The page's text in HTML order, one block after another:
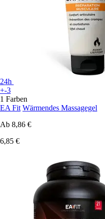
24h
+-3
1 Farben
EA Fit Wärmendes Massagegel
Ab 8,86 €
6,85 €